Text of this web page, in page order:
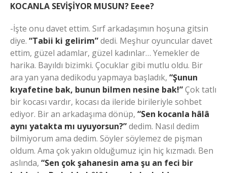
KOCANLA SEVİŞİYOR MUSUN? Eeee?
-İşte onu davet ettim. Sırf arkadaşımın hoşuna gitsin
diye. “Tabii ki gelirim”dedi. Meşhur oyuncular davet
ettim, güzel adamlar, güzel kadınlar… Yemekler de
harika. Bayıldı bizimki. Çocuklar gibi mutlu oldu. Bir
ara yan yana dedikodu yapmaya başladık, “Şunun
kıyafetine bak, bunun bilmen nesine bak!”Çok tatlı
bir kocası vardır, kocası da ileride birileriyle sohbet
ediyor. Bir an arkadaşıma dönüp, “Sen kocanla hâlâ
aynı yatakta mı uyuyorsun?”dedim. Nasıl dedim
bilmiyorum ama dedim. Söyler söylemez de pişman
oldum. Ama çok yakın olduğumuz için hiç kızmadı. Ben
aslında, “Sen çok şahanesin ama şu an feci bir